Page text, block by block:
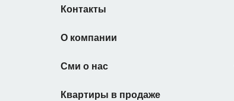
Контакты
О компании
Сми о нас
Квартиры в продаже